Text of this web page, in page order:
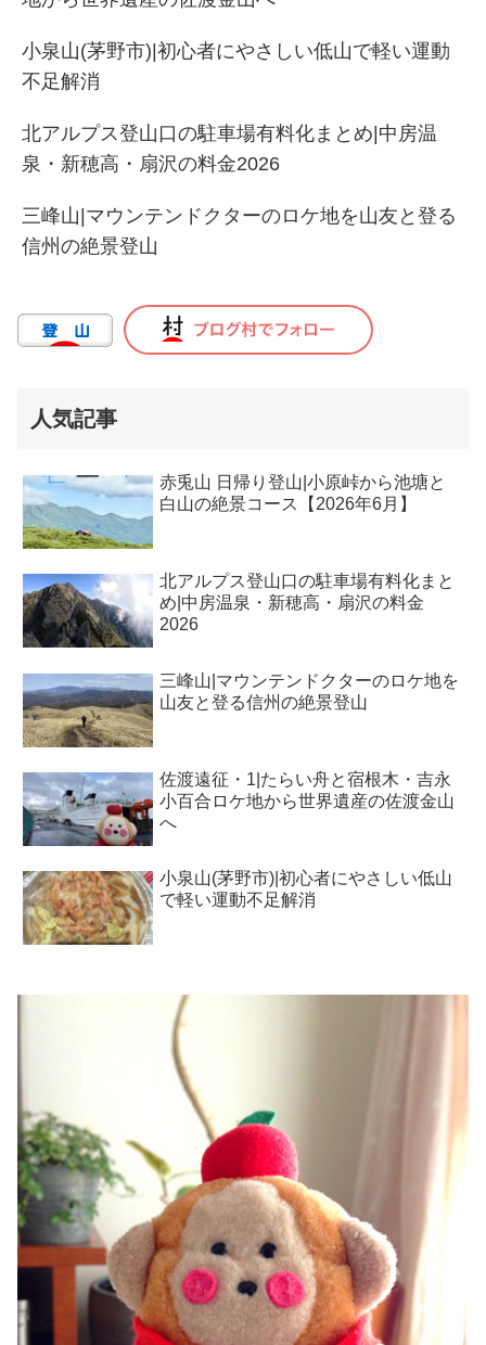
小泉山(茅野市)|初心者にやさしい低山で軽い運動
不足解消
北アルプス登山口の駐車場有料化まとめ|中房温
泉・新穂高・扇沢の料金2026
三峰山|マウンテンドクターのロケ地を山友と登る
信州の絶景登山
人気記事
赤兎山 日帰り登山|小原峠から池塘と
白山の絶景コース【2026年6月】
北アルプス登山口の駐車場有料化まと
め|中房温泉・新穂高・扇沢の料金
2026
三峰山|マウンテンドクターのロケ地を
山友と登る信州の絶景登山
佐渡遠征・1|たらい舟と宿根木・吉永
小百合ロケ地から世界遺産の佐渡金山
へ
小泉山(茅野市)|初心者にやさしい低山
で軽い運動不足解消